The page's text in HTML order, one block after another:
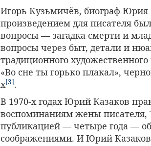
Игорь Кузьмичёв, биограф
произведением для писателя
вопросы — загадка смерти и
вопросы через быт, детали и
традиционного
«Во сне ты горько плакал»,
х[3].
В 1970-х годах Юрий Казаков
воспоминаниям жены
публикацией — четыре года —
соображениями. И Юрий